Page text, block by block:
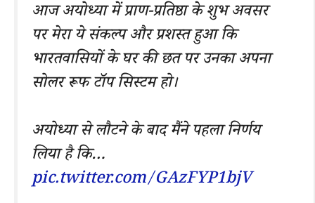
आज अयोध्या में प्राण-प्रतिष्ठा के शुभ अवसर
पर मेरा ये संकल्प और प्रशस्त हुआ कि
भारतवासियों के घर की छत पर उनका अपना
सोलर रूफ टॉप सिस्टम हो।
अयोध्या से लौटने के बाद मैंने पहला निर्णय
लिया है कि…
pic.twitter.com/GAzFYP1bjV